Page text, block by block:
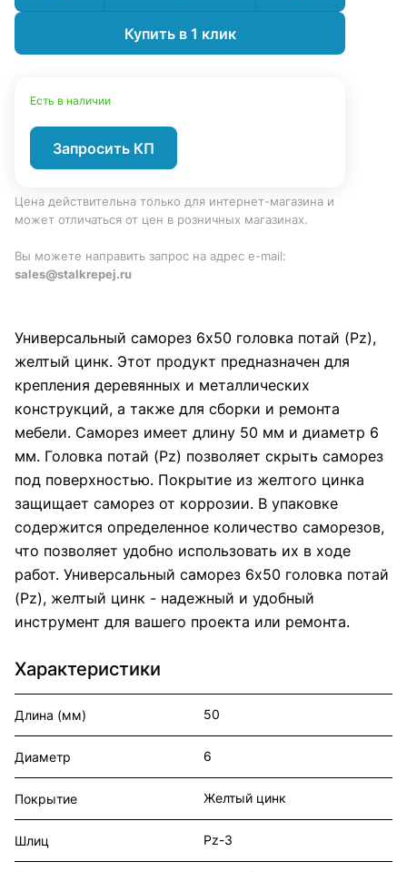
Купить в 1 клик
Есть в наличии
Запросить КП
Цена действительна только для интернет-магазина и
может отличаться от цен в розничных магазинах.
Вы можете направить запрос на адрес e-mail:
sales@stalkrepej.ru
Универсальный саморез 6х50 головка потай (Pz),
желтый цинк. Этот продукт предназначен для
крепления деревянных и металлических
конструкций, а также для сборки и ремонта
мебели. Саморез имеет длину 50 мм и диаметр 6
мм. Головка потай (Pz) позволяет скрыть саморез
под поверхностью. Покрытие из желтого цинка
защищает саморез от коррозии. В упаковке
содержится определенное количество саморезов,
что позволяет удобно использовать их в ходе
работ. Универсальный саморез 6х50 головка потай
(Pz), желтый цинк - надежный и удобный
инструмент для вашего проекта или ремонта.
Характеристики
Длина (мм) 50
Диаметр 6
Покрытие Желтый цинк
Шлиц Pz-3